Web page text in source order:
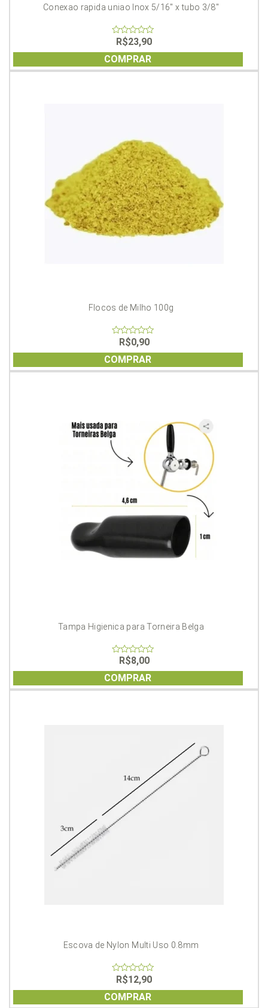
Conexao rapida uniao Inox 5/16″ x tubo 3/8″
of
5
R$23,90
COMPRAR
Flocos de Milho 100g
of
5
R$0,90
COMPRAR
Tampa Higienica para Torneira Belga
of
5
R$8,00
COMPRAR
Escova de Nylon Multi Uso 0.8mm
of
5
R$12,90
COMPRAR